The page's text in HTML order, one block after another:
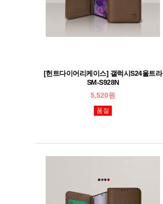
[헌트다이어리케이스] 갤럭시S24울트라
SM-S928N
5,520원
품절